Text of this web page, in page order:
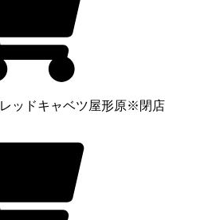
レッドキャベツ屋形原※閉店